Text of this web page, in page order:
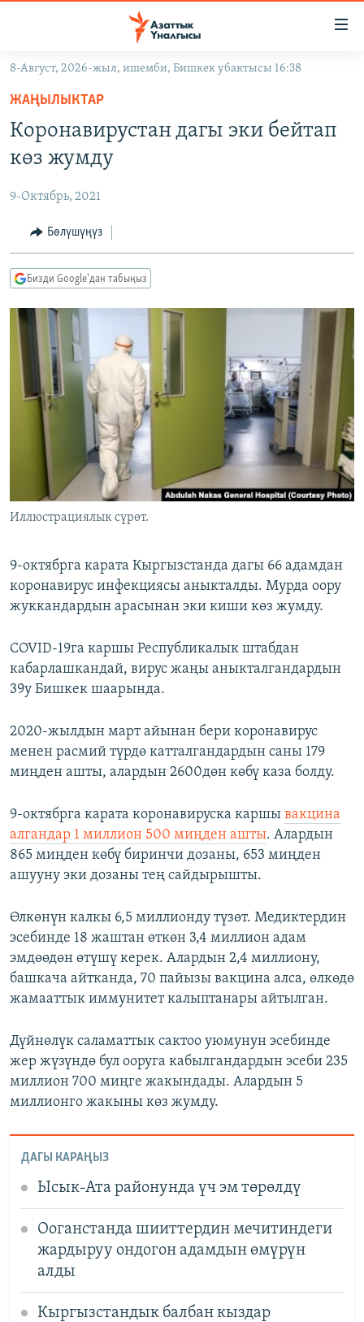
Навигацияга
өтүңүз
Издөөгө
салыңызКЫРГЫЗСТАН
ЭКОНОМИКА
МАДАНИЯТ
ДҮЙНӨ
БОРБОР АЗИЯ
УКРАИНА
АТАЙЫН ИЛИКТӨӨ
ТВ ПРОГРАММАЛАР
ЭКСПЕРТТЕР ТАЛДАЙТ
БИЗ ЖАНА ДҮЙНӨ
ДАНИСТЕ
ЭЖЕ-СИҢДИЛЕР
АЗАТТЫК+
ЫҢГАЙСЫЗ СУРООЛОР
ӨЗГӨЧӨ ПИКИР
Русский
ОНЛАЙН ШЕРИНЕ
ЭЕ/АРнун бардык сайттары
8-Август, 2026-жыл, ишемби, Бишкек убактысы 16:38
ЖАҢЫЛЫКТАР
Коронавирустан дагы эки бейтап
көз жумду
9-Октябрь, 2021
Бөлүшүңүз
Бизди Google'дан табыңыз
Иллюстрациялык сүрөт.
9-октябрга карата Кыргызстанда дагы 66 адамдан
коронавирус инфекциясы аныкталды. Мурда оору
жуккандардын арасынан эки киши көз жумду.
COVID-19га каршы Республикалык штабдан
кабарлашкандай, вирус жаңы аныкталгандардын
39у Бишкек шаарында.
2020-жылдын март айынан бери коронавирус
менен расмий түрдө катталгандардын саны 179
миңден ашты, алардын 2600дөн көбү каза болду.
9-октябрга карата коронавируска каршы вакцина
алгандар 1 миллион 500 миңден ашты. Алардын
865 миңден көбү биринчи дозаны, 653 миңден
ашууну эки дозаны тең сайдырышты.
Өлкөнүн калкы 6,5 миллионду түзөт. Медиктердин
эсебинде 18 жаштан өткөн 3,4 миллион адам
эмдөөдөн өтүшү керек. Алардын 2,4 миллиону,
башкача айтканда, 70 пайызы вакцина алса, өлкөдө
жамааттык иммунитет калыптанары айтылган.
Дүйнөлүк саламаттык сактоо уюмунун эсебинде
жер жүзүндө бул ооруга кабылгандардын эсеби 235
миллион 700 миңге жакындады. Алардын 5
миллионго жакыны көз жумду.
ДАГЫ КАРАҢЫЗ
Ысык-Ата районунда үч эм төрөлдү
Ооганстанда шииттердин мечитиндеги
жардыруу ондогон адамдын өмүрүн
алды
Кыргызстандык балбан кыздар